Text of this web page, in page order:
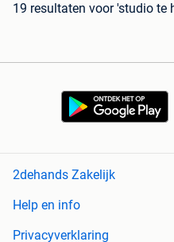
19 resultaten voor 'studio te
2dehands Zakelijk
Help en info
Privacyverklaring